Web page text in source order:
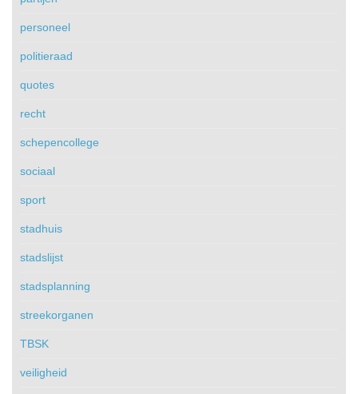
personeel
politieraad
quotes
recht
schepencollege
sociaal
sport
stadhuis
stadslijst
stadsplanning
streekorganen
TBSK
veiligheid